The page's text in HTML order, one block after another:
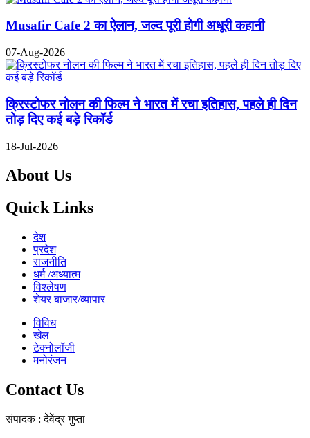
Musafir Cafe 2 का ऐलान, जल्द पूरी होगी अधूरी कहानी
07-Aug-2026
क्रिस्टोफर नोलन की फिल्म ने भारत में रचा इतिहास, पहले ही दिन
तोड़ दिए कई बड़े रिकॉर्ड
18-Jul-2026
About Us
Quick Links
देश
प्रदेश
राजनीति
धर्म /अध्यात्म
विश्लेषण
शेयर बाजार/व्यापार
विविध
खेल
टेक्नोलॉजी
मनोरंजन
Contact Us
संपादक : देवेंद्र गुप्ता